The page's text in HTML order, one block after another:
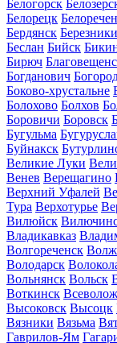
Белогорск
Белорецк
Бердянск Березники
Беслан Бийск
Бирюч
Богданович
Боково-хрустальне
Болохово Болхов
Боровичи Боровск
Бугульма
Буйнакск
Великие Луки
Венев Верещагино
Верхний Уфалей
Тура Верхотурье
Вилюйск
Владикавказ
Волгореченск
Володарск
Вольнянск Вольск
Воткинск
Высоковск Высоцк
Вязники Вязьма
Гаврилов-Ям